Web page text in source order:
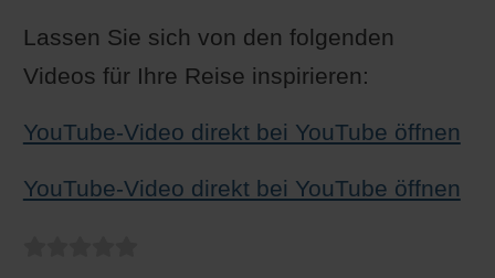
Lassen Sie sich von den folgenden
Videos für Ihre Reise inspirieren:
YouTube-Video direkt bei YouTube öffnen
YouTube-Video direkt bei YouTube öffnen